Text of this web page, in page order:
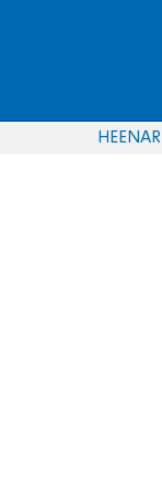
HEENAR